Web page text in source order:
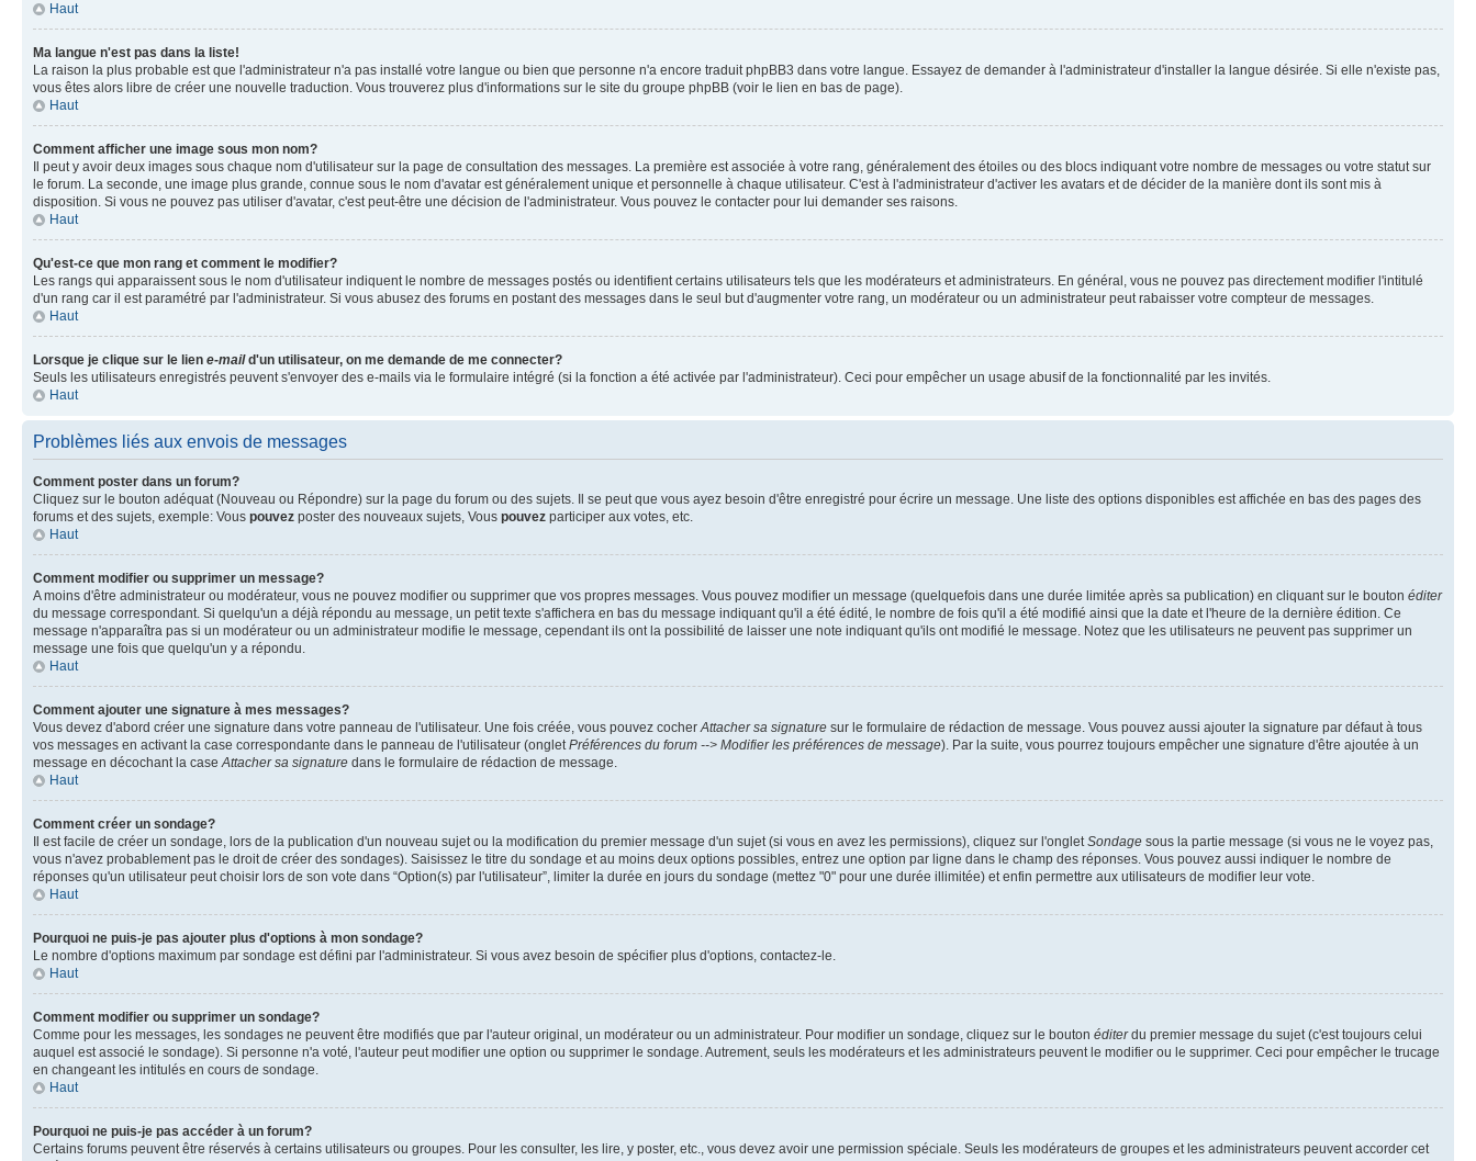
Haut
Ma langue n'est pas dans la liste!
La raison la plus probable est que l'administrateur n'a pas installé votre langue ou bien que personne n'a encore traduit phpBB3 dans votre langue. Essayez de demander à l'administrateur d'installer la langue désirée. Si elle n'existe pas,
vous êtes alors libre de créer une nouvelle traduction. Vous trouverez plus d'informations sur le site du groupe phpBB (voir le lien en bas de page).
Haut
Comment afficher une image sous mon nom?
Il peut y avoir deux images sous chaque nom d'utilisateur sur la page de consultation des messages. La première est associée à votre rang, généralement des étoiles ou des blocs indiquant votre nombre de messages ou votre statut sur
le forum. La seconde, une image plus grande, connue sous le nom d'avatar est généralement unique et personnelle à chaque utilisateur. C'est à l'administrateur d'activer les avatars et de décider de la manière dont ils sont mis à
disposition. Si vous ne pouvez pas utiliser d'avatar, c'est peut-être une décision de l'administrateur. Vous pouvez le contacter pour lui demander ses raisons.
Haut
Qu'est-ce que mon rang et comment le modifier?
Les rangs qui apparaissent sous le nom d'utilisateur indiquent le nombre de messages postés ou identifient certains utilisateurs tels que les modérateurs et administrateurs. En général, vous ne pouvez pas directement modifier l'intitulé
d'un rang car il est paramétré par l'administrateur. Si vous abusez des forums en postant des messages dans le seul but d'augmenter votre rang, un modérateur ou un administrateur peut rabaisser votre compteur de messages.
Haut
Lorsque je clique sur le lien e-maild'un utilisateur, on me demande de me connecter?
Seuls les utilisateurs enregistrés peuvent s'envoyer des e-mails via le formulaire intégré (si la fonction a été activée par l'administrateur). Ceci pour empêcher un usage abusif de la fonctionnalité par les invités.
Haut
Problèmes liés aux envois de messages
Comment poster dans un forum?
Cliquez sur le bouton adéquat (Nouveau ou Répondre) sur la page du forum ou des sujets. Il se peut que vous ayez besoin d'être enregistré pour écrire un message. Une liste des options disponibles est affichée en bas des pages des
forums et des sujets, exemple: Vous pouvez poster des nouveaux sujets, Vous pouvez participer aux votes, etc.
Haut
Comment modifier ou supprimer un message?
A moins d'être administrateur ou modérateur, vous ne pouvez modifier ou supprimer que vos propres messages. Vous pouvez modifier un message (quelquefois dans une durée limitée après sa publication) en cliquant sur le bouton éditer
du message correspondant. Si quelqu'un a déjà répondu au message, un petit texte s'affichera en bas du message indiquant qu'il a été édité, le nombre de fois qu'il a été modifié ainsi que la date et l'heure de la dernière édition. Ce
message n'apparaîtra pas si un modérateur ou un administrateur modifie le message, cependant ils ont la possibilité de laisser une note indiquant qu'ils ont modifié le message. Notez que les utilisateurs ne peuvent pas supprimer un
message une fois que quelqu'un y a répondu.
Haut
Comment ajouter une signature à mes messages?
Vous devez d'abord créer une signature dans votre panneau de l'utilisateur. Une fois créée, vous pouvez cocherAttacher sa signature sur le formulaire de rédaction de message. Vous pouvez aussi ajouter la signature par défaut à tous
vos messages en activant la case correspondante dans le panneau de l'utilisateur (ongletPréférences du forum --> Modifier les préférences de message). Par la suite, vous pourrez toujours empêcher une signature d'être ajoutée à un
message en décochant la caseAttacher sa signature dans le formulaire de rédaction de message.
Haut
Comment créer un sondage?
Il est facile de créer un sondage, lors de la publication d'un nouveau sujet ou la modification du premier message d'un sujet (si vous en avez les permissions), cliquez sur l'ongletSondage sous la partie message (si vous ne le voyez pas,
vous n'avez probablement pas le droit de créer des sondages). Saisissez le titre du sondage et au moins deux options possibles, entrez une option par ligne dans le champ des réponses. Vous pouvez aussi indiquer le nombre de
réponses qu'un utilisateur peut choisir lors de son vote dans “Option(s) par l'utilisateur”, limiter la durée en jours du sondage (mettez "0" pour une durée illimitée) et enfin permettre aux utilisateurs de modifier leur vote.
Haut
Pourquoi ne puis-je pas ajouter plus d'options à mon sondage?
Le nombre d'options maximum par sondage est défini par l'administrateur. Si vous avez besoin de spécifier plus d'options, contactez-le.
Haut
Comment modifier ou supprimer un sondage?
Comme pour les messages, les sondages ne peuvent être modifiés que par l'auteur original, un modérateur ou un administrateur. Pour modifier un sondage, cliquez sur le bouton éditerdu premier message du sujet (c'est toujours celui
auquel est associé le sondage). Si personne n'a voté, l'auteur peut modifier une option ou supprimer le sondage. Autrement, seuls les modérateurs et les administrateurs peuvent le modifier ou le supprimer. Ceci pour empêcher le trucage
en changeant les intitulés en cours de sondage.
Haut
Pourquoi ne puis-je pas accéder à un forum?
Certains forums peuvent être réservés à certains utilisateurs ou groupes. Pour les consulter, les lire, y poster, etc., vous devez avoir une permission spéciale. Seuls les modérateurs de groupes et les administrateurs peuvent accorder cet